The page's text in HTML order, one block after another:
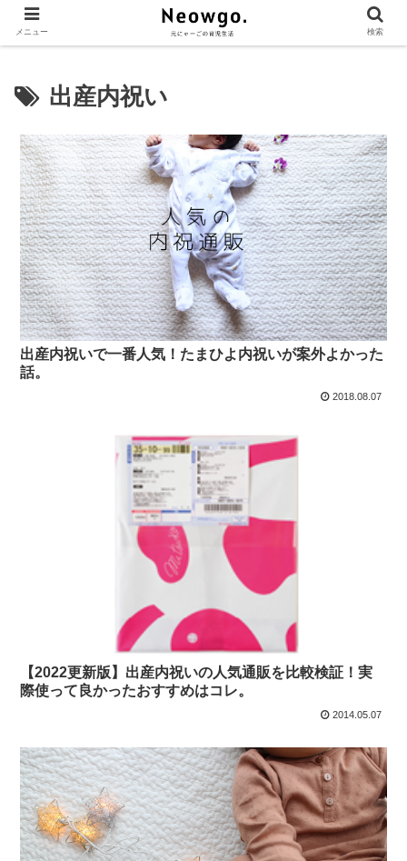
出産内祝い
出産内祝いで一番人気！たまひよ内祝いが案外よかった
話。
2018.08.07
【2022更新版】出産内祝いの人気通販を比較検証！実
際使って良かったおすすめはコレ。
2014.05.07
メニュー 検索